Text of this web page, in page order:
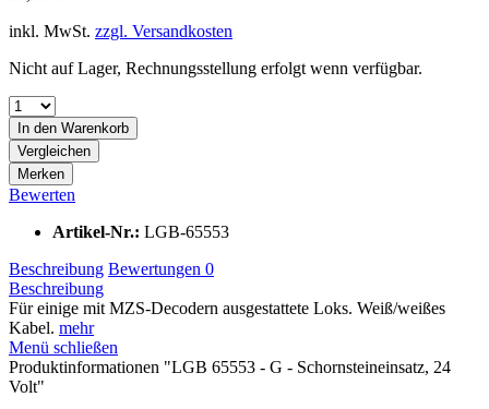
inkl. MwSt. zzgl. Versandkosten
Nicht auf Lager, Rechnungsstellung erfolgt wenn verfügbar.
In den Warenkorb
Vergleichen
Merken
Bewerten
Artikel-Nr.: LGB-65553
Beschreibung Bewertungen 0
Beschreibung
Für einige mit MZS-Decodern ausgestattete Loks. Weiß/weißes
Kabel. mehr
Menü schließen
Produktinformationen "LGB 65553 - G - Schornsteineinsatz, 24
Volt"